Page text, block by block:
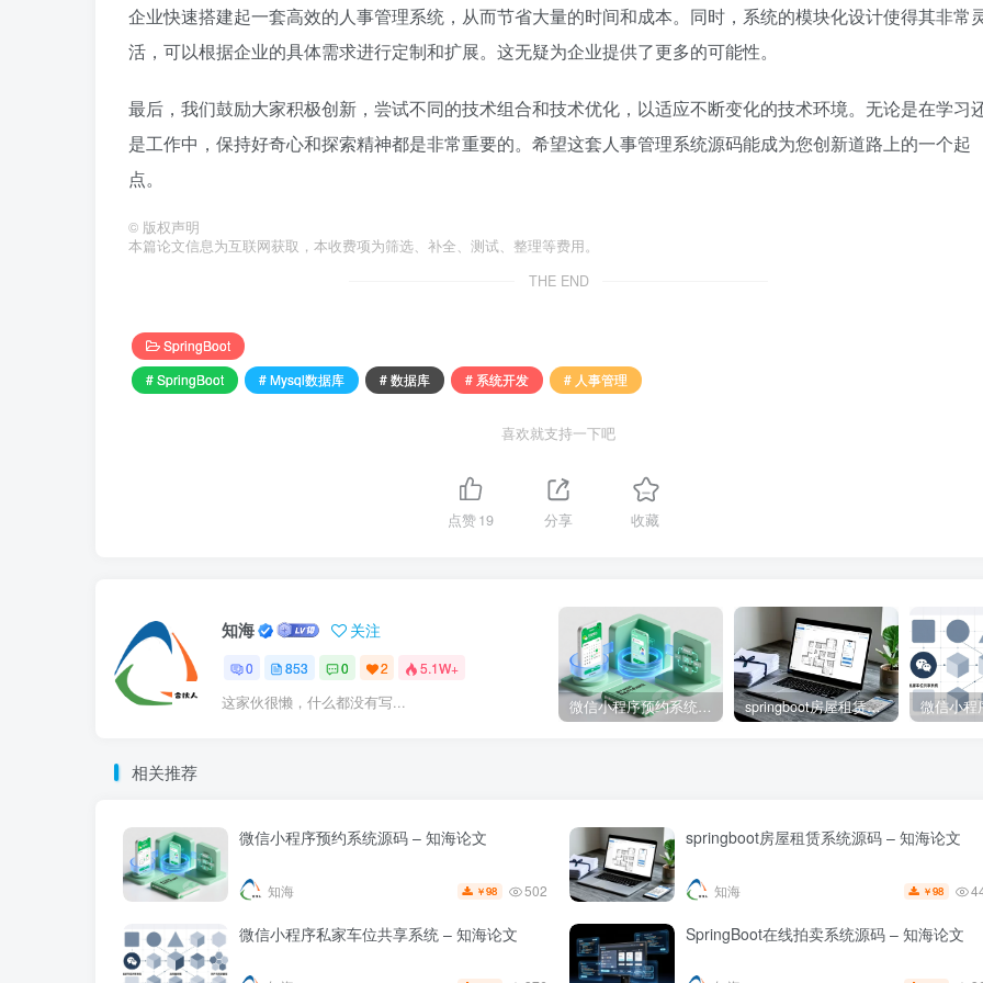
企业快速搭建起一套高效的人事管理系统，从而节省大量的时间和成本。同时，系统的模块化设计使得其非常
活，可以根据企业的具体需求进行定制和扩展。这无疑为企业提供了更多的可能性。
最后，我们鼓励大家积极创新，尝试不同的技术组合和技术优化，以适应不断变化的技术环境。无论是在学习
是工作中，保持好奇心和探索精神都是非常重要的。希望这套人事管理系统源码能成为您创新道路上的一个起
点。
© 版权声明
本篇论文信息为互联网获取，本收费项为筛选、补全、测试、整理等费用。
THE END
SpringBoot
# SpringBoot
# Mysql数据库 # 数据库 # 系统开发 # 人事管理
喜欢就支持一下吧
点赞19 分享 收藏
知海 关注
0 853 0 2 5.1W+
这家伙很懒，什么都没有写... 微信小程序预约系统源码 – 知海论文 springboot房屋租赁系统源码 – 知海论文
相关推荐
微信小程序预约系统源码 – 知海论文
知海 ￥98 502
springboot房屋租赁系统源码 – 知海论文
知海 ￥98
微信小程序私家车位共享系统 – 知海论文 SpringBoot在线拍卖系统源码 – 知海论文